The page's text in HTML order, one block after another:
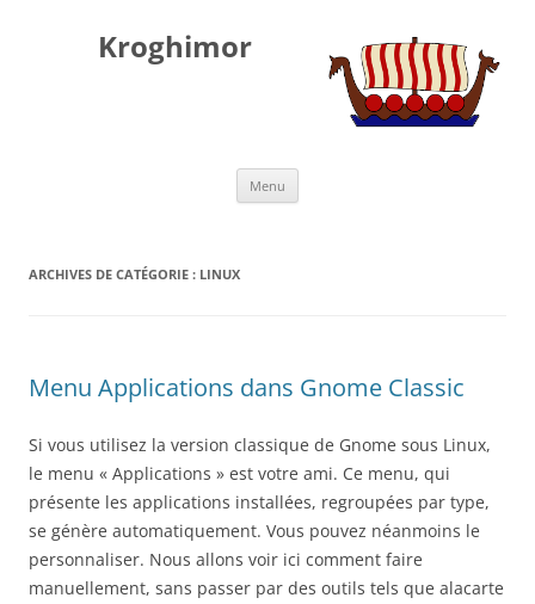
Kroghimor
Menu
ARCHIVES DE CATÉGORIE : LINUX
Menu Applications dans Gnome Classic
Si vous utilisez la version classique de Gnome sous Linux,
le menu « Applications » est votre ami. Ce menu, qui
présente les applications installées, regroupées par type,
se génère automatiquement. Vous pouvez néanmoins le
personnaliser. Nous allons voir ici comment faire
manuellement, sans passer par des outils tels que alacarte